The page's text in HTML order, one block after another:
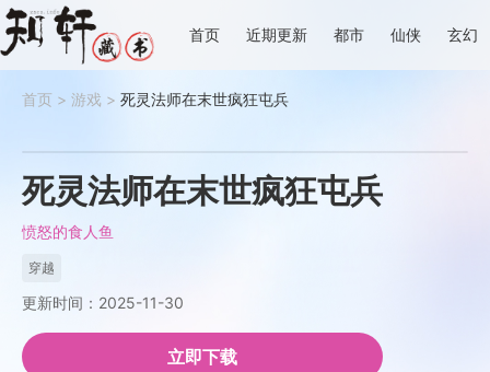
首页 近期更新 都市 仙侠 玄幻
首页 > 游戏 > 死灵法师在末世疯狂屯兵
死灵法师在末世疯狂屯兵
愤怒的食人鱼
穿越
更新时间：2025-11-30
立即下载